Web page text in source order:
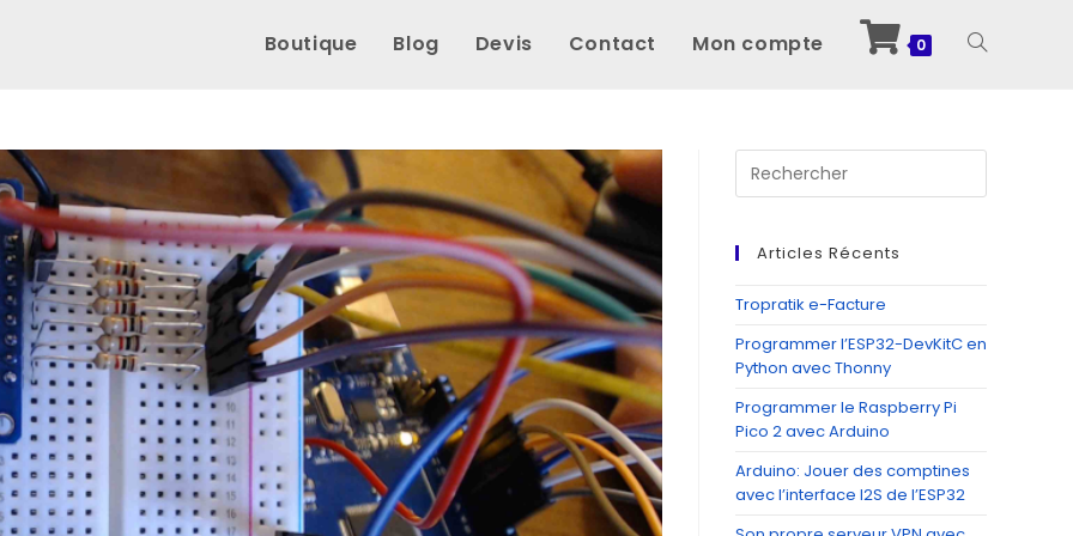
Boutique Blog Devis Contact Mon compte 0 Toggle
Articles Récents
Tropratik e-Facture
Programmer l’ESP32-DevKitC en
Python avec Thonny
Programmer le Raspberry Pi
Pico 2 avec Arduino
Arduino: Jouer des comptines
avec l’interface I2S de l’ESP32